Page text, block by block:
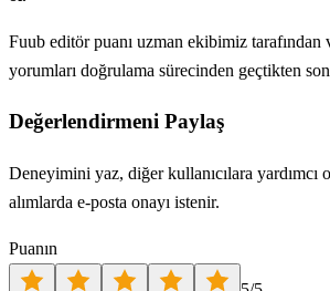
Fuub editör puanı uzman ekibimiz tarafından
yorumları doğrulama sürecinden geçtikten
Değerlendirmeni Paylaş
Deneyimini yaz, diğer kullanıcılara yardımcı
alımlarda e-posta onayı istenir.
Puanın